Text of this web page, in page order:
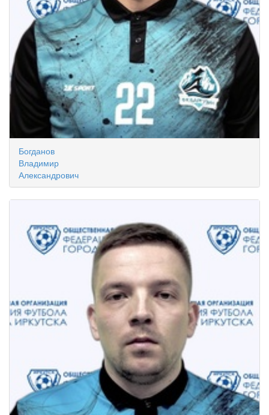
Богданов
Владимир
Александрович